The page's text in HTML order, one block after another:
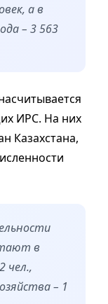
а в
– 3 563
ИРС. На них
Казахстана,
в
чел.,
– 1